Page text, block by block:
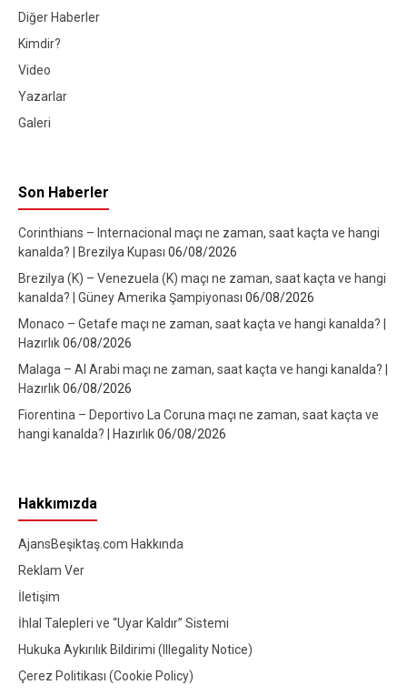
Diğer Haberler
Kimdir?
Video
Yazarlar
Galeri
Son Haberler
Corinthians – Internacional maçı ne zaman, saat kaçta ve hangi
kanalda? | Brezilya Kupası 06/08/2026
Brezilya (K) – Venezuela (K) maçı ne zaman, saat kaçta ve hangi
kanalda? | Güney Amerika Şampiyonası 06/08/2026
Monaco – Getafe maçı ne zaman, saat kaçta ve hangi kanalda? |
Hazırlık06/08/2026
Malaga – Al Arabi maçı ne zaman, saat kaçta ve hangi kanalda? |
Hazırlık06/08/2026
Fiorentina – Deportivo La Coruna maçı ne zaman, saat kaçta ve
hangi kanalda? | Hazırlık06/08/2026
Hakkımızda
AjansBeşiktaş.com Hakkında
Reklam Ver
İletişim
İhlal Talepleri ve “Uyar Kaldır” Sistemi
Hukuka Aykırılık Bildirimi (Illegality Notice)
Çerez Politikası (Cookie Policy)